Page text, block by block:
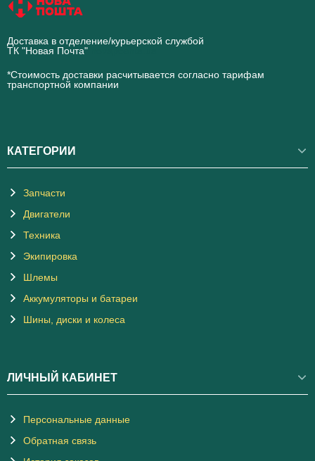
Доставка в отделение/курьерской службой
ТК "Новая Почта"
*Стоимость доставки расчитывается согласно тарифам
транспортной компании
КАТЕГОРИИ
Запчасти
Двигатели
Техника
Экипировка
Шлемы
Аккумуляторы и батареи
Шины, диски и колеса
ЛИЧНЫЙ КАБИНЕТ
Персональные данные
Обратная связь